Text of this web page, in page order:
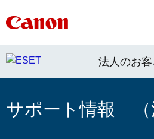
法人のお客
サポート情報 （